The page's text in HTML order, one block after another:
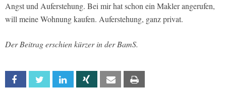
Angst und Auferstehung. Bei mir hat schon ein Makler angerufen,
will meine Wohnung kaufen. Auferstehung, ganz privat.
Der Beitrag erschien kürzer in der BamS.
Facebook Twitter Linkedin Xing Email